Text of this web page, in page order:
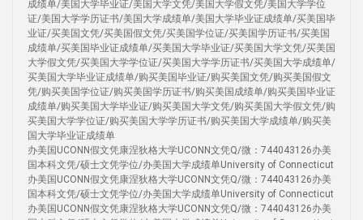
成绩单/美国大学毕业证/美国大学文凭/美国大学假文凭/美国大学学位
证/美国大学学历证书/美国大学成绩单/美国大学毕业证成绩单/买美国毕
业证/买美国文凭/买美国假文凭/买美国学位证/买美国学历证书/买美国
成绩单/买美国毕业证成绩单/买美国大学毕业证/买美国大学文凭/买美国
大学假文凭/买美国大学学位证/买美国大学学历证书/买美国大学成绩单/
买美国大学毕业证成绩单/购买美国毕业证/购买美国文凭/购买美国假文
凭/购买美国学位证/购买美国学历证书/购买美国成绩单/购买美国毕业证
成绩单/购买美国大学毕业证/购买美国大学文凭/购买美国大学假文凭/购
买美国大学学位证/购买美国大学学历证书/购买美国大学成绩单/购买美
国大学毕业证成绩单
办美国UCONN假文凭康涅狄格大学UCONN文凭Q/微：744043126办美
国本科文凭/硕士文凭学位/办美国大学成绩单University of Connecticut
办美国UCONN假文凭康涅狄格大学UCONN文凭Q/微：744043126办美
国本科文凭/硕士文凭学位/办美国大学成绩单University of Connecticut
办美国UCONN假文凭康涅狄格大学UCONN文凭Q/微：744043126办美